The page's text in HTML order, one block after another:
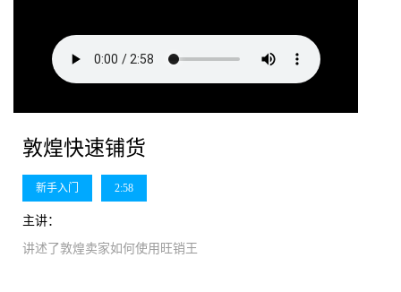
敦煌快速铺货
新手入门 2:58
主讲：
讲述了敦煌卖家如何使用旺销王